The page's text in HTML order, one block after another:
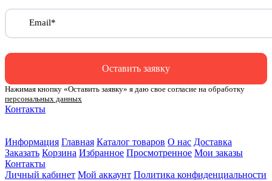
Email*
Оставить заявку
Нажимая кнопку «Оставить заявку» я даю свое согласие на обработку
персональных данных
Контакты
Информация Главная Каталог товаров О нас Доставка
Заказать Корзина Избранное Просмотренное Мои заказы
Контакты
Личный кабинет Мой аккаунт Политика конфиденциальности